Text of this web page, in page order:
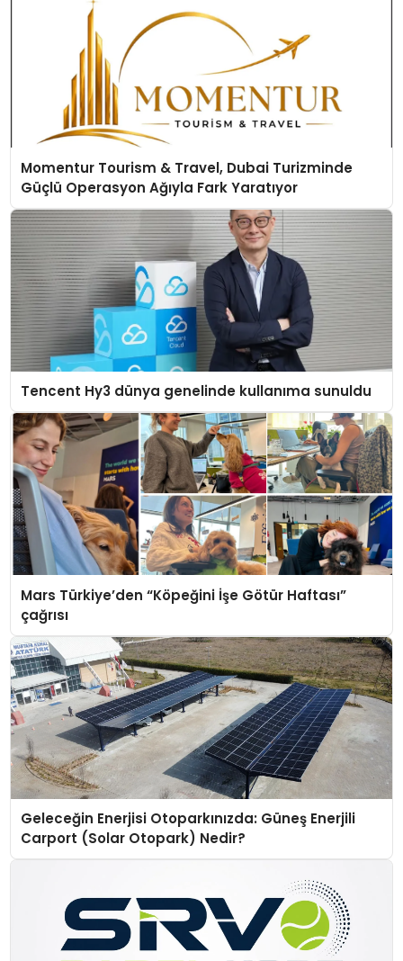
Momentur Tourism & Travel, Dubai Turizminde
Güçlü Operasyon Ağıyla Fark Yaratıyor
Tencent Hy3 dünya genelinde kullanıma sunuldu
Mars Türkiye’den “Köpeğini İşe Götür Haftası”
çağrısı
Geleceğin Enerjisi Otoparkınızda: Güneş Enerjili
Carport (Solar Otopark) Nedir?